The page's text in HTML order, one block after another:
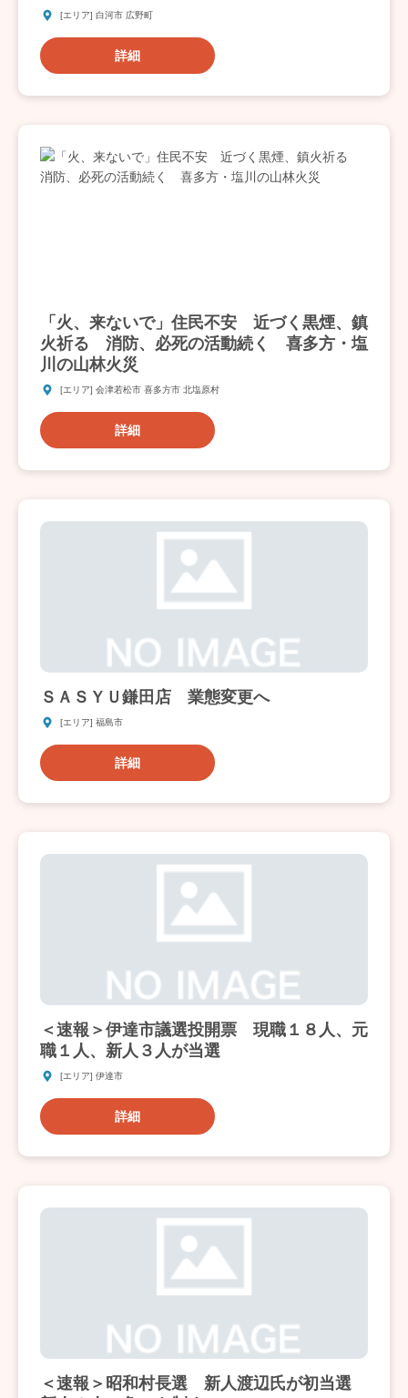
[エリア] 白河市 広野町
詳細
「火、来ないで」住民不安 近づく黒煙、鎮
火祈る 消防、必死の活動続く 喜多方・塩
川の山林火災
[エリア] 会津若松市 喜多方市 北塩原村
詳細
ＳＡＳＹＵ鎌田店 業態変更へ
[エリア] 福島市
詳細
＜速報＞伊達市議選投開票 現職１８人、元
職１人、新人３人が当選
[エリア] 伊達市
詳細
＜速報＞昭和村長選 新人渡辺氏が初当選